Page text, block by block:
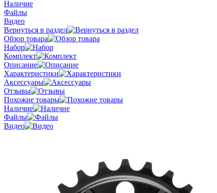
Наличие
Файлы
Видео
Вернуться в раздел
Обзор товара
Набор
Комплект
Описание
Характеристики
Аксессуары
Отзывы
Похожие товары
Наличие
Файлы
Видео